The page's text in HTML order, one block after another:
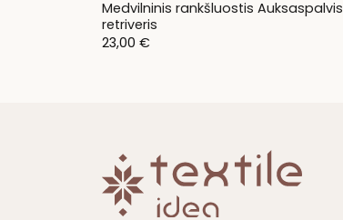
Medvilninis rankšluostis Auksaspalvis
retriveris
23,00 €